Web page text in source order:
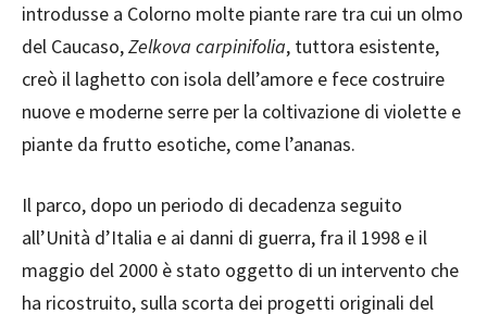
introdusse a Colorno molte piante rare tra cui un olmo
del Caucaso,Zelkova carpinifolia, tuttora esistente,
creò il laghetto con isola dell’amore e fece costruire
nuove e moderne serre per la coltivazione di violette e
piante da frutto esotiche, come l’ananas.
Il parco, dopo un periodo di decadenza seguito
all’Unità d’Italia e ai danni di guerra, fra il 1998 e il
maggio del 2000 è stato oggetto di un intervento che
ha ricostruito, sulla scorta dei progetti originali del